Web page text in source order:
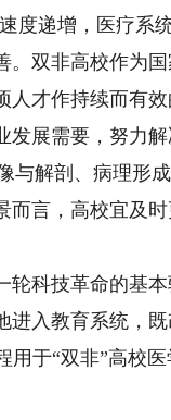
度递增，医疗系
。双非高校作为
人才作持续而有
发展需要，努力
与解剖、病理形
而言，高校宜及
科技革命的基本
进入教育系统，
用于“双非”高校